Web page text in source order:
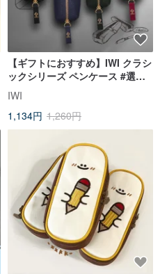
【ギフトにおすすめ】IWI クラシ
ックシリーズ ペンケース #選べ
る4色
IWI
1,134円 1,260円